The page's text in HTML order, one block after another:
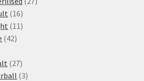
1616
produktů
11 11
4242
2727
produktů
33